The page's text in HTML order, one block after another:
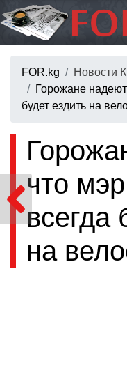
FOR.kg
Новости
Горожане
будет ездить на
что
всегда
на